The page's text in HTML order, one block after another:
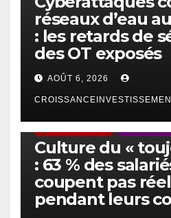
réseaux d’eau
: les retards de
des OT exposés
AOÛT 6, 2026
Culture du «
: 63 % des
coupent pas
pendant leurs